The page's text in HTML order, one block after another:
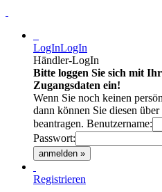
LogInLogIn
Händler-LogIn
Bitte loggen Sie sich mit
Zugangsdaten ein!
Wenn Sie noch keinen
dann können Sie diesen
beantragen. Benutzername:
Passwort:
anmelden »
Registrieren